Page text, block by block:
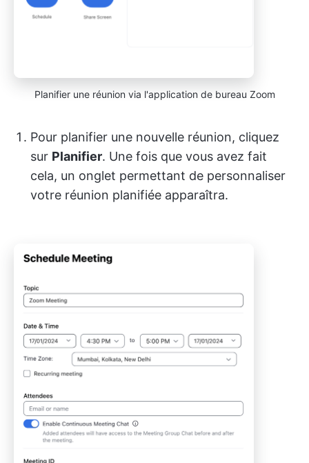
Planifier une réunion via l'application de bureau Zoom
Pour planifier une nouvelle réunion, cliquez
sur Planifier. Une fois que vous avez fait
cela, un onglet permettant de personnaliser
votre réunion planifiée apparaîtra.